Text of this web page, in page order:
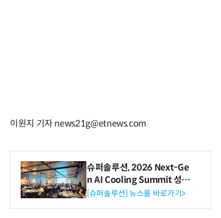
이원지 기자 news21g@etnews.com
슈퍼솔루션, 2026 Next-Ge
n AI Cooling Summit 성황
리 성료
[슈퍼솔루션] 뉴스룸 바로가기>